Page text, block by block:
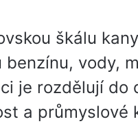
škálu
vody,
je rozdělují do
a průmyslové